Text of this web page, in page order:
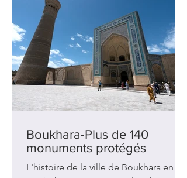
Samarcande et Boukhara , cette
ancienne oasis figurait parmi les
nombreuses étapes de repos et
d’échanges dans cette région d’Asie
centrale. Elle accueillait les caravanes
chargées de tapis, d’épices, de tissus
et de bijoux. Des
Boukhara-Plus de 140
monuments protégés
L'histoire de la ville de Boukhara en